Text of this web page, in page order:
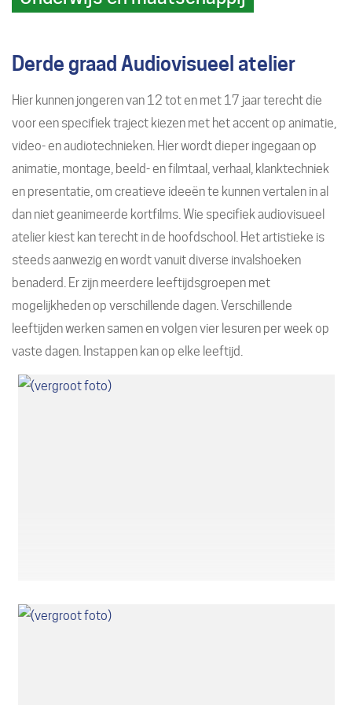
Derde graad Audiovisueel atelier
Hier kunnen jongeren van 12 tot en met 17 jaar terecht die
voor een specifiek traject kiezen met het accent op animatie,
video- en audiotechnieken. Hier wordt dieper ingegaan op
animatie, montage, beeld- en filmtaal, verhaal, klanktechniek
en presentatie, om creatieve ideeën te kunnen vertalen in al
dan niet geanimeerde kortfilms. Wie specifiek audiovisueel
atelier kiest kan terecht in de hoofdschool. Het artistieke is
steeds aanwezig en wordt vanuit diverse invalshoeken
benaderd. Er zijn meerdere leeftijdsgroepen met
mogelijkheden op verschillende dagen. Verschillende
leeftijden werken samen en volgen vier lesuren per week op
vaste dagen. Instappen kan op elke leeftijd.